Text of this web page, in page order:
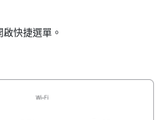
啟快捷選單。